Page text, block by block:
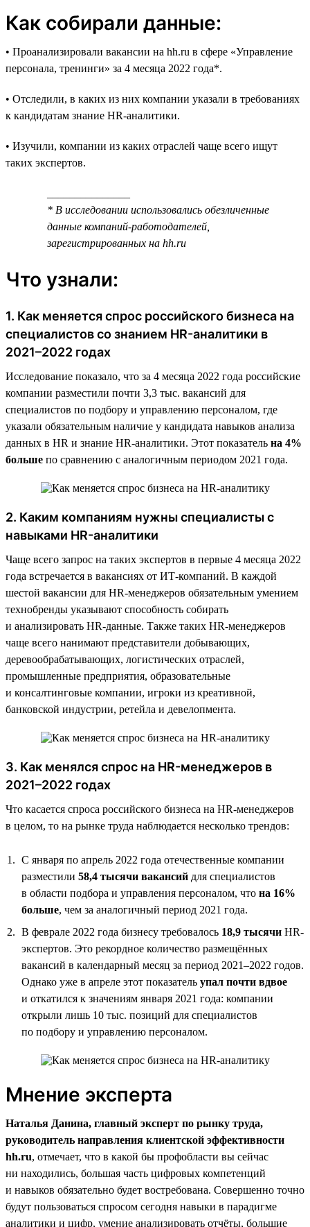
Как собирали данные:
• Проанализировали вакансии на hh.ru в сфере «Управление
персонала, тренинги» за 4 месяца 2022 года*.
• Отследили, в каких из них компании указали в требованиях
к кандидатам знание HR-аналитики.
• Изучили, компании из каких отраслей чаще всего ищут
таких экспертов.
* В исследовании использовались обезличенные
данные компаний-работодателей,
зарегистрированных на hh.ru
Что узнали:
1. Как меняется спрос российского бизнеса на
специалистов со знанием HR-аналитики в
2021–2022 годах
Исследование показало, что за 4 месяца 2022 года российские
компании разместили почти 3,3 тыс. вакансий для
специалистов по подбору и управлению персоналом, где
указали обязательным наличие у кандидата навыков анализа
данных в HR и знание HR-аналитики. Этот показатель на 4%
больше по сравнению с аналогичным периодом 2021 года.
2. Каким компаниям нужны специалисты с
навыками HR-аналитики
Чаще всего запрос на таких экспертов в первые 4 месяца 2022
года встречается в вакансиях от ИТ-компаний. В каждой
шестой вакансии для HR-менеджеров обязательным умением
технобренды указывают способность собирать
и анализировать HR-данные. Также таких HR-менеджеров
чаще всего нанимают представители добывающих,
деревообрабатывающих, логистических отраслей,
промышленные предприятия, образовательные
и консалтинговые компании, игроки из креативной,
банковской индустрии, ретейла и девелопмента.
3. Как менялся спрос на HR-менеджеров в
2021–2022 годах
Что касается спроса российского бизнеса на HR-менеджеров
в целом, то на рынке труда наблюдается несколько трендов:
С января по апрель 2022 года отечественные компании
разместили 58,4 тысячи вакансий для специалистов
в области подбора и управления персоналом, что на 16%
больше, чем за аналогичный период 2021 года.
В феврале 2022 года бизнесу требовалось 18,9 тысячи HR-
экспертов. Это рекордное количество размещённых
вакансий в календарный месяц за период 2021–2022 годов.
Однако уже в апреле этот показатель упал почти вдвое
и откатился к значениям января 2021 года: компании
открыли лишь 10 тыс. позиций для специалистов
по подбору и управлению персоналом.
Мнение эксперта
Наталья Данина, главный эксперт по рынку труда,
руководитель направления клиентской эффективности
hh.ru, отмечает, что в какой бы профобласти вы сейчас
ни находились, большая часть цифровых компетенций
и навыков обязательно будет востребована. Совершенно точно
будут пользоваться спросом сегодня навыки в парадигме
аналитики и цифр, умение анализировать отчёты, большие